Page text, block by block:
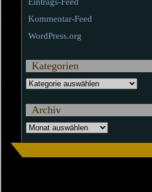
Eintrags-Feed
Kommentar-Feed
WordPress.org
Kategorien
Kategorien
Archiv
Archiv